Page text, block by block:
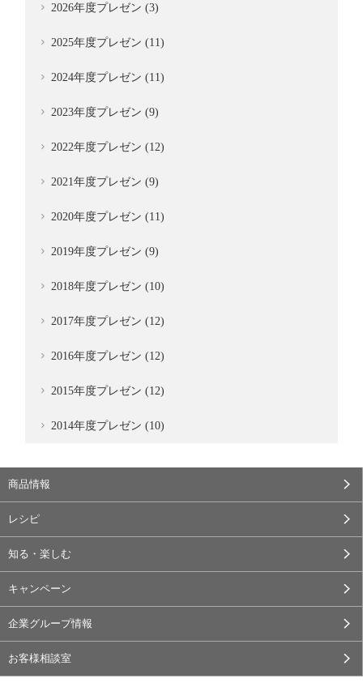
2026年度プレゼン (3)
2025年度プレゼン (11)
2024年度プレゼン (11)
2023年度プレゼン (9)
2022年度プレゼン (12)
2021年度プレゼン (9)
2020年度プレゼン (11)
2019年度プレゼン (9)
2018年度プレゼン (10)
2017年度プレゼン (12)
2016年度プレゼン (12)
2015年度プレゼン (12)
2014年度プレゼン (10)
商品情報
レシピ
知る・楽しむ
キャンペーン
企業グループ情報
お客様相談室